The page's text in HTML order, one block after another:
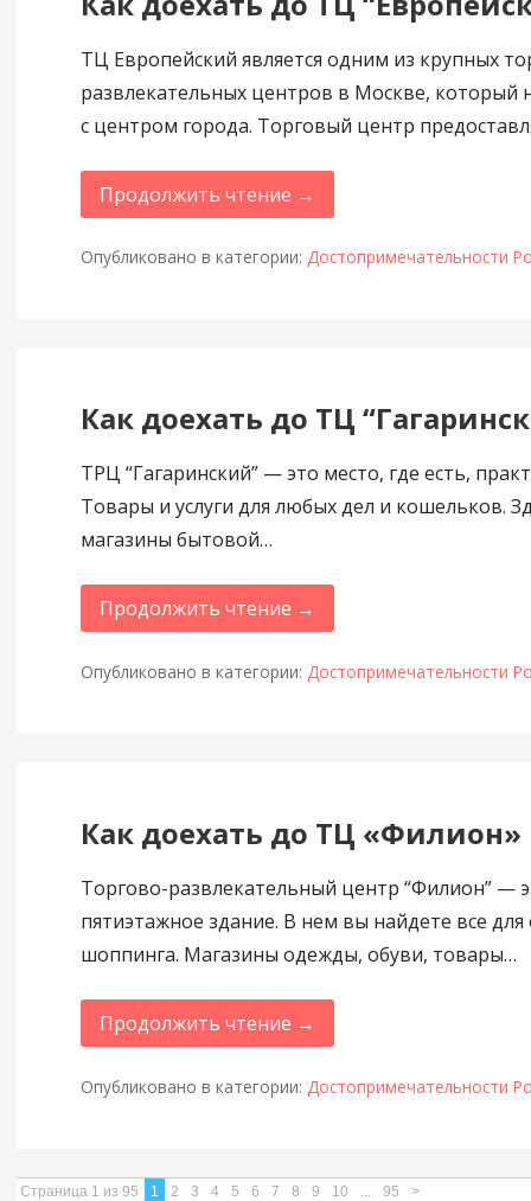
ТЦ Европейский является одним из крупных
развлекательных центров в Москве, который
с центром города. Торговый центр
Продолжить чтение →
Опубликовано в категории: Достопримечательности
Как доехать до ТЦ
ТРЦ “Гагаринский” — это место, где есть,
Товары и услуги для любых дел и кошельков.
магазины бытовой…
Продолжить чтение →
Опубликовано в категории: Достопримечательности
Как доехать до ТЦ «Филион»
Торгово-развлекательный центр “Филион” —
пятиэтажное здание. В нем вы найдете все
шоппинга. Магазины одежды, обуви, товары…
Продолжить чтение →
Опубликовано в категории: Достопримечательности
Страница 1 из 95 1 2 3 4 5 6 7 8 9 10 95 >